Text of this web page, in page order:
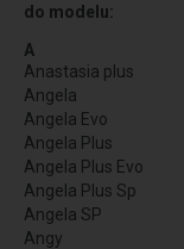
do modelu:
A
Anastasia plus
Angela
Angela Evo
Angela Plus
Angela Plus Evo
Angela Plus Sp
Angela SP
Angy